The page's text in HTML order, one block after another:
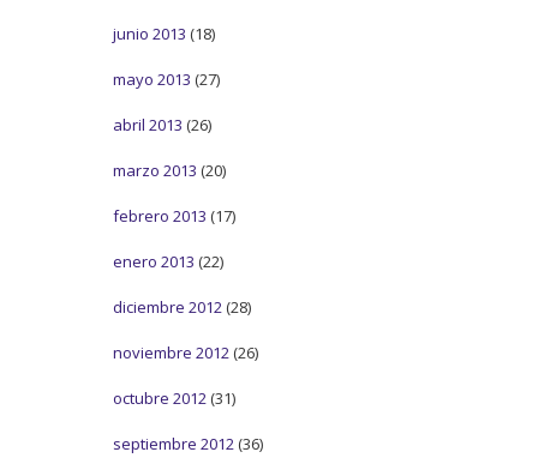
junio 2013 (18)
mayo 2013 (27)
abril 2013 (26)
marzo 2013 (20)
febrero 2013 (17)
enero 2013 (22)
diciembre 2012 (28)
noviembre 2012 (26)
octubre 2012 (31)
septiembre 2012 (36)